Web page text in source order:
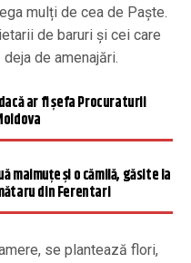
mulți de cea de Paște.
de baruri și cei care
de amenajări.
ar fi șefa Procuraturii
maimuțe și o cămilă, găsite la
din Ferentari
se plantează flori,